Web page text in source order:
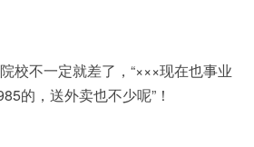
校不一定就差了，“×××现在也事业
的，送外卖也不少呢”！